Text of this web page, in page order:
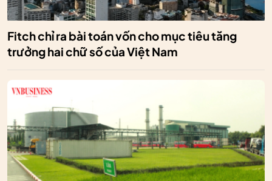
Fitch chỉ ra bài toán vốn cho mục tiêu tăng
trưởng hai chữ số của Việt Nam